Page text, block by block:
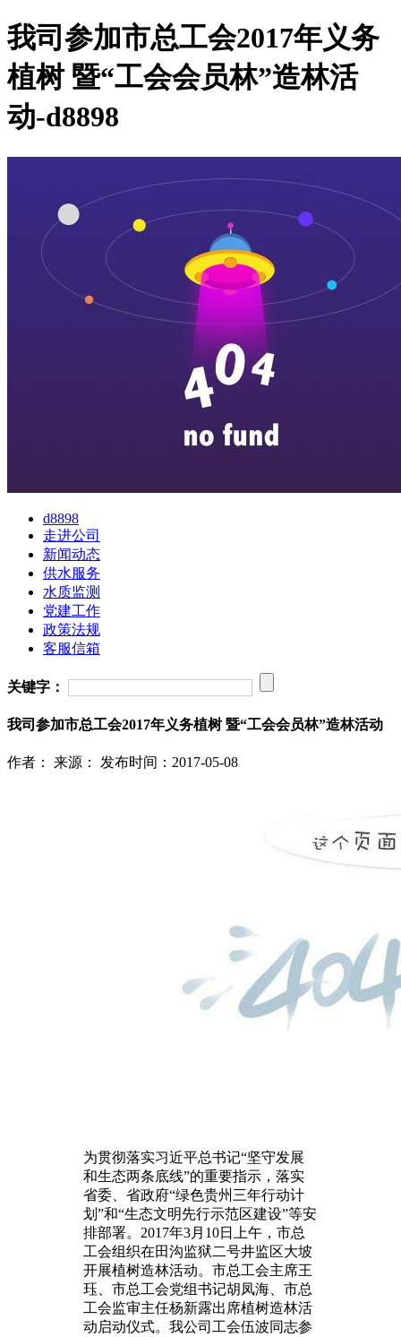
我司参加市总工会2017年义务
植树 暨“工会会员林”造林活
动-d8898
d8898
走进公司
新闻动态
供水服务
水质监测
党建工作
政策法规
客服信箱
关键字：
我司参加市总工会2017年义务植树 暨“工会会员林”造林活动
作者： 来源： 发布时间：2017-05-08
为贯彻落实习近平总书记“坚守发展
和生态两条底线”的重要指示，落实
省委、省政府“绿色贵州三年行动计
划”和“生态文明先行示范区建设”等安
排部署。2017年3月10日上午，市总
工会组织在田沟监狱二号井监区大坡
开展植树造林活动。市总工会主席王
珏、市总工会党组书记胡凤海、市总
工会监审主任杨新露出席植树造林活
动启动仪式。我公司工会伍波同志参